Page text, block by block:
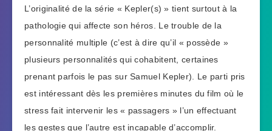
L’originalité de la série « Kepler(s) » tient surtout à la
pathologie qui affecte son héros. Le trouble de la
personnalité multiple (c’est à dire qu’il « possède »
plusieurs personnalités qui cohabitent, certaines
prenant parfois le pas sur Samuel Kepler). Le parti pris
est intéressant dès les premières minutes du film où le
stress fait intervenir les « passagers » l’un effectuant
les gestes que l’autre est incapable d’accomplir.